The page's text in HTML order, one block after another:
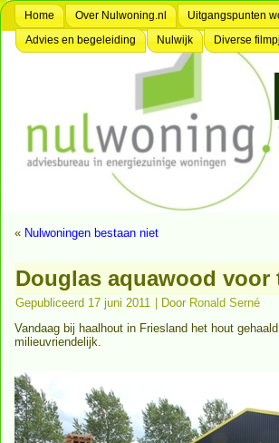
Home Over Nulwoning.nl Uitgangspunten
Advies en begeleiding
Nulwijk Diverse
« Nulwoningen bestaan niet
Douglas aquawood voor
Gepubliceerd 17 juni 2011 Door Ronald Serné
Vandaag bij haalhout in Friesland het hout
milieuvriendelijk.